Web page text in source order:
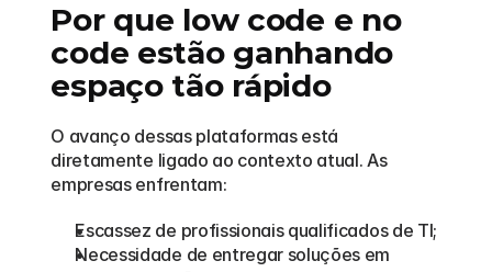
Por que low code e no
code estão ganhando
espaço tão rápido
O avanço dessas plataformas está
diretamente ligado ao contexto atual. As
empresas enfrentam:
Escassez de profissionais qualificados de TI;
Necessidade de entregar soluções em